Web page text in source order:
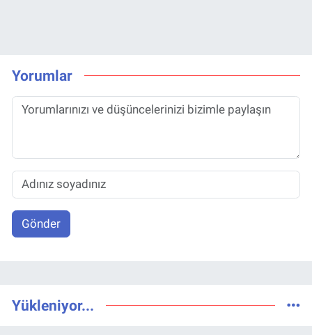
Yorumlar
Gönder
Yükleniyor...